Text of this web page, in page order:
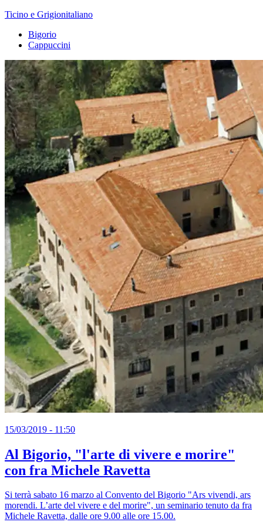
Ticino e Grigionitaliano
Bigorio
Cappuccini
15/03/2019 - 11:50
Al Bigorio, "l'arte di vivere e morire"
con fra Michele Ravetta
Si terrà sabato 16 marzo al Convento del Bigorio "Ars vivendi, ars
morendi. L’arte del vivere e del morire", un seminario tenuto da fra
Michele Ravetta, dalle ore 9.00 alle ore 15.00.